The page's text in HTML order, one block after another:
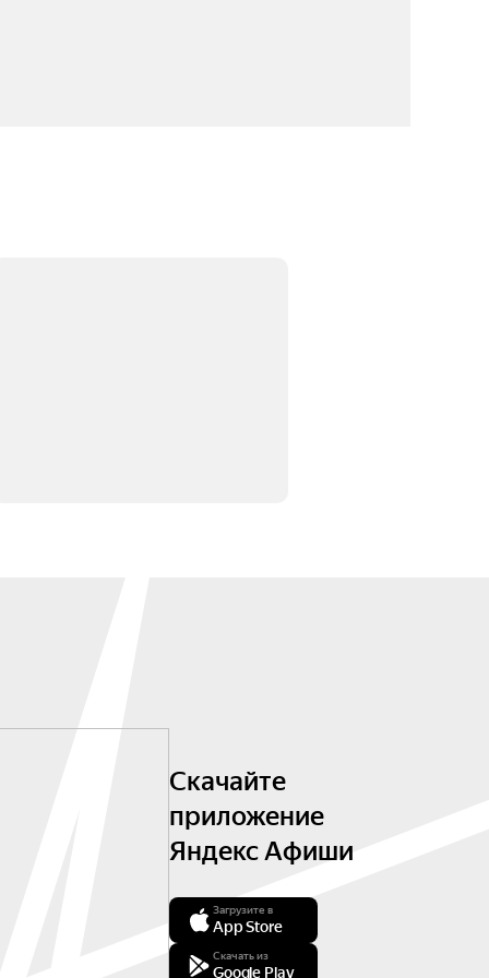
Скачайте
приложение
Яндекс Афиши
Загрузите в
App Store
Скачать из
Google Play